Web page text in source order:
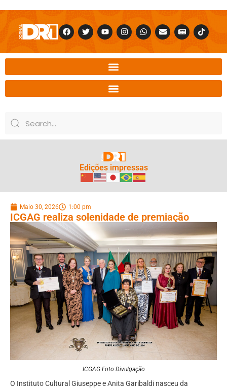
Edições impressas
Maio 30, 2026 1:00 pm
ICGAG realiza solenidade de premiação
ICGAG Foto Divulgação
O Instituto Cultural Giuseppe e Anita Garibaldi nasceu da